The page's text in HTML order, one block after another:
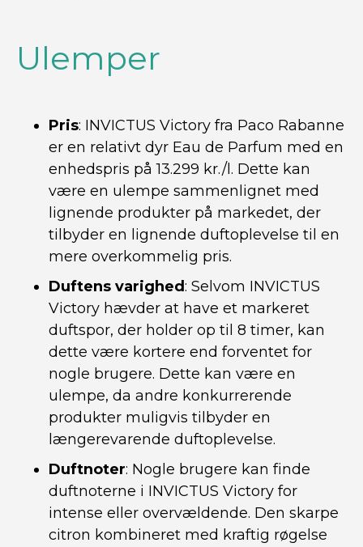
Ulemper
Pris: INVICTUS Victory fra Paco Rabanne
er en relativt dyr Eau de Parfum med en
enhedspris på 13.299 kr./l. Dette kan
være en ulempe sammenlignet med
lignende produkter på markedet, der
tilbyder en lignende duftoplevelse til en
mere overkommelig pris.
Duftens varighed: Selvom INVICTUS
Victory hævder at have et markeret
duftspor, der holder op til 8 timer, kan
dette være kortere end forventet for
nogle brugere. Dette kan være en
ulempe, da andre konkurrerende
produkter muligvis tilbyder en
længerevarende duftoplevelse.
Duftnoter: Nogle brugere kan finde
duftnoterne i INVICTUS Victory for
intense eller overvældende. Den skarpe
citron kombineret med kraftig røgelse